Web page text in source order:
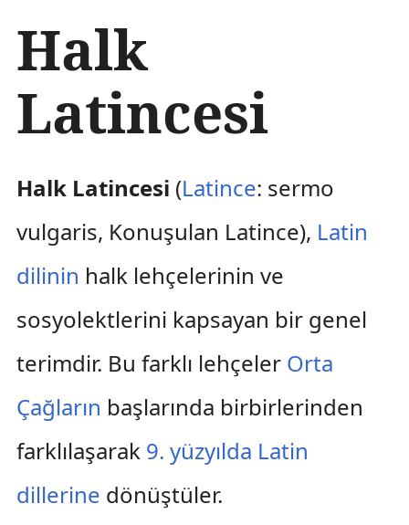
ç
r
i
e
Halk
Latincesi
Halk Latincesi (Latince: sermo
vulgaris, Konuşulan Latince), Latin
dilinin halk lehçelerinin ve
sosyolektlerini kapsayan bir genel
terimdir. Bu farklı lehçeler Orta
Çağların başlarında birbirlerinden
farklılaşarak 9. yüzyılda Latin
dillerine dönüştüler.